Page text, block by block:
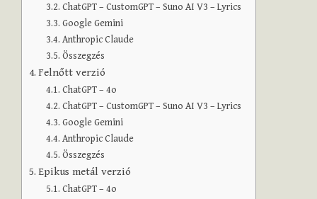
ChatGPT – CustomGPT – Suno AI V3 – Lyrics
Google Gemini
Anthropic Claude
Összegzés
Felnőtt verzió
ChatGPT – 4o
ChatGPT – CustomGPT – Suno AI V3 – Lyrics
Google Gemini
Anthropic Claude
Összegzés
Epikus metál verzió
ChatGPT – 4o